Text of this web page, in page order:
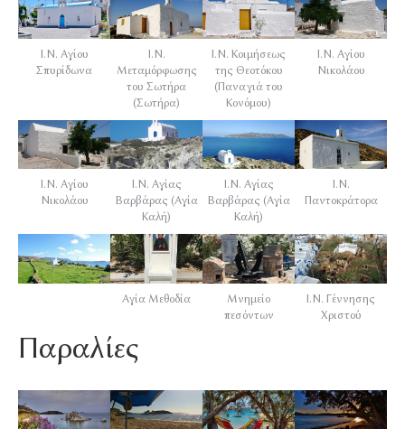
Ι.Ν. Αγίου
Σπυρίδωνα
Ι.Ν.
Μεταμόρφωσης
του Σωτήρα
(Σωτήρα)
Ι.Ν. Κοιμήσεως
της Θεοτόκου
(Παναγιά του
Κονόμου)
Ι.Ν. Αγίου
Νικολάου
Ι.Ν. Αγίου
Νικολάου
Ι.Ν. Αγίας
Βαρβάρας (Αγία
Καλή)
Ι.Ν. Αγίας
Βαρβάρας (Αγία
Καλή)
Ι.Ν.
Παντοκράτορα
Αγία Μεθοδία
Μνημείο
πεσόντων
Ι.Ν. Γέννησης
Χριστού
Παραλίες